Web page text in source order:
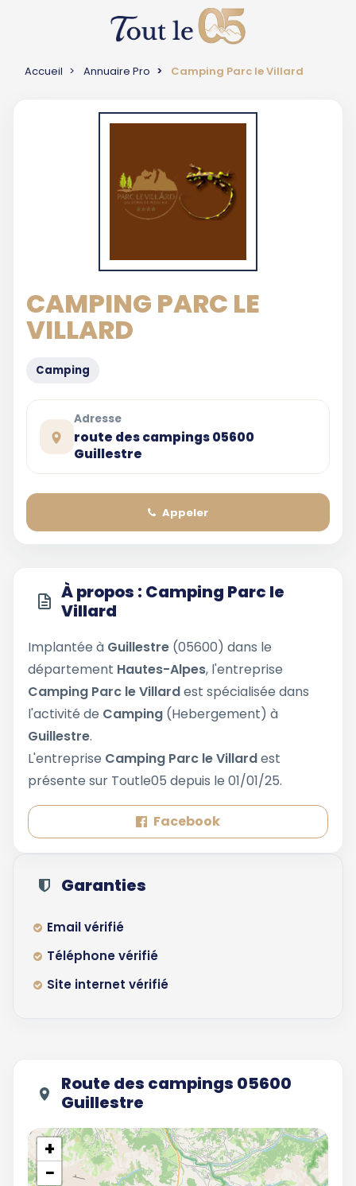
Accueil Annuaire Pro Camping Parc le Villard
CAMPING PARC LE
VILLARD
Camping
Adresse
route des campings 05600
Guillestre
Appeler
À propos : Camping Parc le
Villard
Implantée à Guillestre (05600) dans le
département Hautes-Alpes, l'entreprise
Camping Parc le Villardest spécialisée dans
l'activité de Camping (Hebergement) à
Guillestre.
L'entreprise Camping Parc le Villardest
présente sur Toutle05 depuis le 01/01/25.
Facebook
Garanties
Email vérifié
Téléphone vérifié
Site internet vérifié
Route des campings 05600
Guillestre
+
−